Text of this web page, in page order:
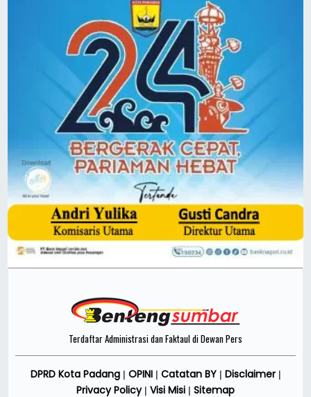
Terdaftar Administrasi dan Faktaul di Dewan Pers
DPRD Kota Padang| OPINI Catatan BY| Disclaimer|
Privacy Policy| Visi Misi Sitemap